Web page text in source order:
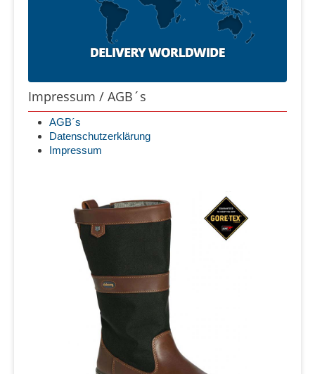
Impressum / AGB´s
AGB´s
Datenschutzerklärung
Impressum